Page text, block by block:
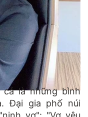
là những bình
Đại gia phố núi